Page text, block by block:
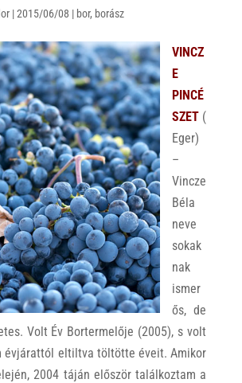
b
o
k
|2015/06/08 | bor, borász
VINCZ
E
PINCÉ
SZET(
Eger)
–
Vincze
Béla
neve
sokak
nak
ismer
ős, de
Volt Év Bortermelője (2005), s volt
évjárattól eltiltva töltötte éveit. Amikor
2004 táján először találkoztam a